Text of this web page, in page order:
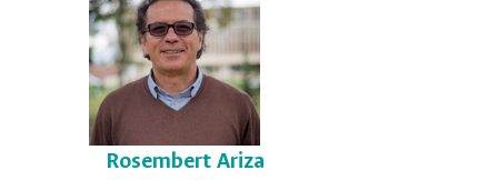
Rosembert Ariza